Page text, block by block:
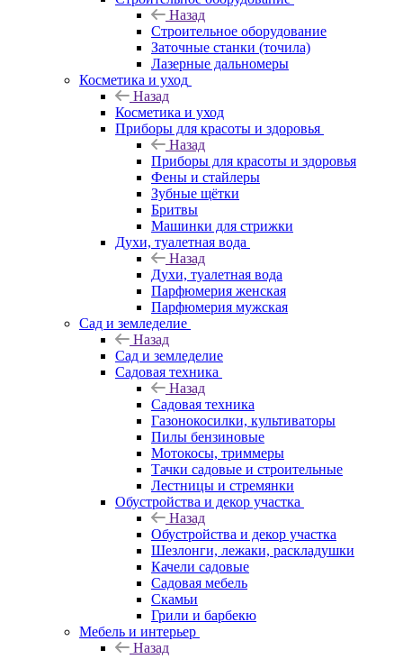
Назад
Строительное оборудование
Заточные станки (точила)
Лазерные дальномеры
Косметика и уход
Назад
Косметика и уход
Приборы для красоты и здоровья
Назад
Приборы для красоты и здоровья
Фены и стайлеры
Зубные щётки
Бритвы
Машинки для стрижки
Духи, туалетная вода
Назад
Духи, туалетная вода
Парфюмерия женская
Парфюмерия мужская
Сад и земледелие
Назад
Сад и земледелие
Садовая техника
Назад
Садовая техника
Газонокосилки, культиваторы
Пилы бензиновые
Мотокосы, триммеры
Тачки садовые и строительные
Лестницы и стремянки
Обустройства и декор участка
Назад
Обустройства и декор участка
Шезлонги, лежаки, раскладушки
Качели садовые
Садовая мебель
Скамьи
Грили и барбекю
Мебель и интерьер
Назад